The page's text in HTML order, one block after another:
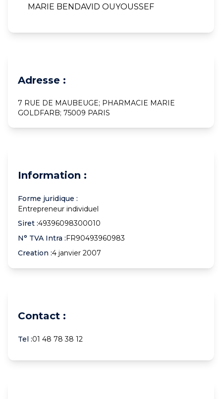
MARIE BENDAVID OUYOUSSEF
Adresse :
7 RUE DE MAUBEUGE; PHARMACIE MARIE
GOLDFARB; 75009 PARIS
Information :
Forme juridique :
Entrepreneur individuel
Siret :49396098300010
N° TVA Intra :FR90493960983
Creation :4 janvier 2007
Contact :
Tel :01 48 78 38 12